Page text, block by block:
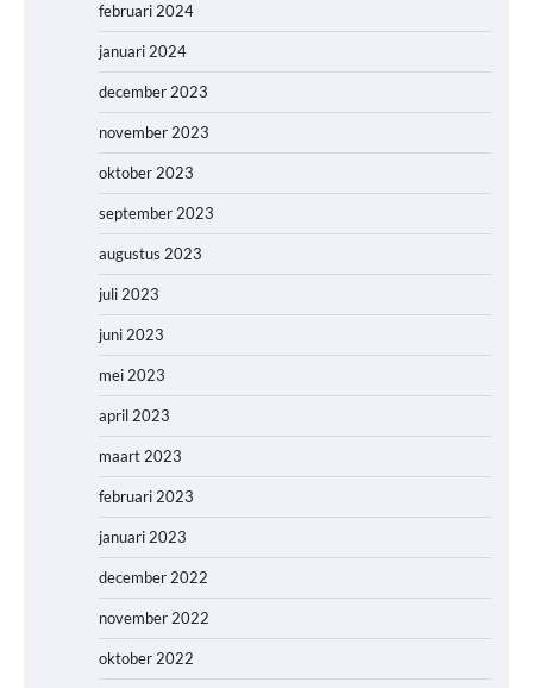
februari 2024
januari 2024
december 2023
november 2023
oktober 2023
september 2023
augustus 2023
juli 2023
juni 2023
mei 2023
april 2023
maart 2023
februari 2023
januari 2023
december 2022
november 2022
oktober 2022